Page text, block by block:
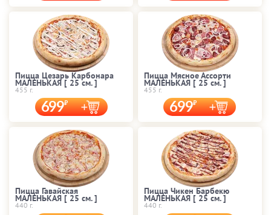
Пицца Цезарь Карбонара
МАЛЕНЬКАЯ [ 25 cм. ]
455 г.
699
Пицца Мясное Ассорти
МАЛЕНЬКАЯ [ 25 cм. ]
455 г.
699
Пицца Гавайская
МАЛЕНЬКАЯ [ 25 cм. ]
440 г.
Пицца Чикен Барбекю
МАЛЕНЬКАЯ [ 25 cм. ]
440 г.